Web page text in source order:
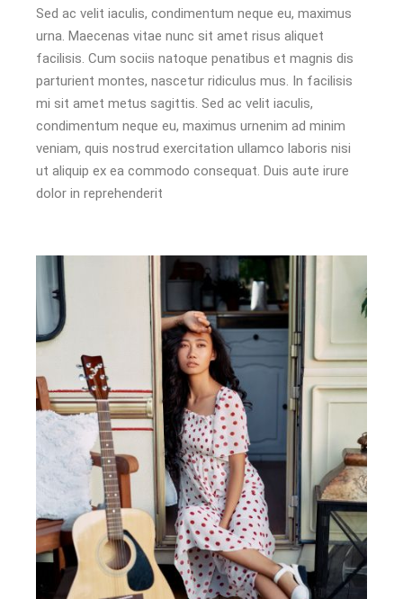
Sed ac velit iaculis, condimentum neque eu, maximus
urna. Maecenas vitae nunc sit amet risus aliquet
facilisis. Cum sociis natoque penatibus et magnis dis
parturient montes, nascetur ridiculus mus. In facilisis
mi sit amet metus sagittis. Sed ac velit iaculis,
condimentum neque eu, maximus urnenim ad minim
veniam, quis nostrud exercitation ullamco laboris nisi
ut aliquip ex ea commodo consequat. Duis aute irure
dolor in reprehenderit